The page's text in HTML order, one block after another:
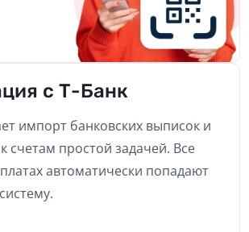
с Т-Банк
импорт банковских выписок и
счетам простой задачей. Все
автоматически попадают